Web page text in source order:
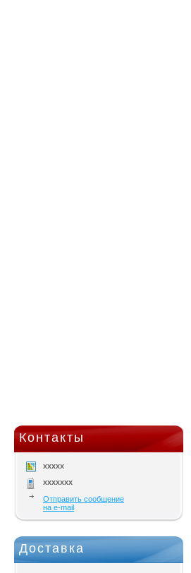
Контакты
xxxxx
xxxxxxx
Отправить сообщение
на e-mail
Доставка